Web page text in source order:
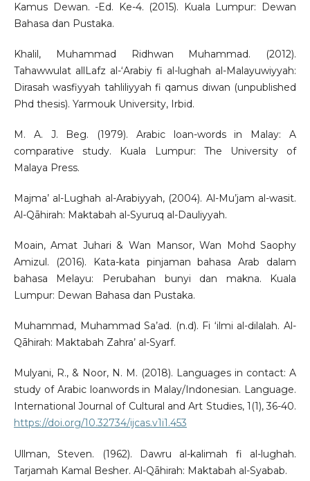
Kamus Dewan. -Ed. Ke-4. (2015). Kuala Lumpur: Dewan
Bahasa dan Pustaka.
Khalil, Muhammad Ridhwan Muhammad. (2012).
Tahawwulat allLafz al-‘Arabiy fi al-lughah al-Malayuwiyyah:
Dirasah wasfiyyah tahliliyyah fi qamus diwan (unpublished
Phd thesis). Yarmouk University, Irbid.
M. A. J. Beg. (1979). Arabic loan-words in Malay: A
comparative study. Kuala Lumpur: The University of
Malaya Press.
Majma’ al-Lughah al-Arabiyyah, (2004). Al-Mu’jam al-wasit.
Al-Qāhirah: Maktabah al-Syuruq al-Dauliyyah.
Moain, Amat Juhari & Wan Mansor, Wan Mohd Saophy
Amizul. (2016). Kata-kata pinjaman bahasa Arab dalam
bahasa Melayu: Perubahan bunyi dan makna. Kuala
Lumpur: Dewan Bahasa dan Pustaka.
Muhammad, Muhammad Sa’ad. (n.d). Fi ‘ilmi al-dilalah. Al-
Qāhirah: Maktabah Zahra’ al-Syarf.
Mulyani, R., & Noor, N. M. (2018). Languages in contact: A
study of Arabic loanwords in Malay/Indonesian. Language.
International Journal of Cultural and Art Studies, 1(1), 36-40.
https://doi.org/10.32734/ijcas.v1i1.453
Ullman, Steven. (1962). Dawru al-kalimah fi al-lughah.
Tarjamah Kamal Besher. Al-Qāhirah: Maktabah al-Syabab.